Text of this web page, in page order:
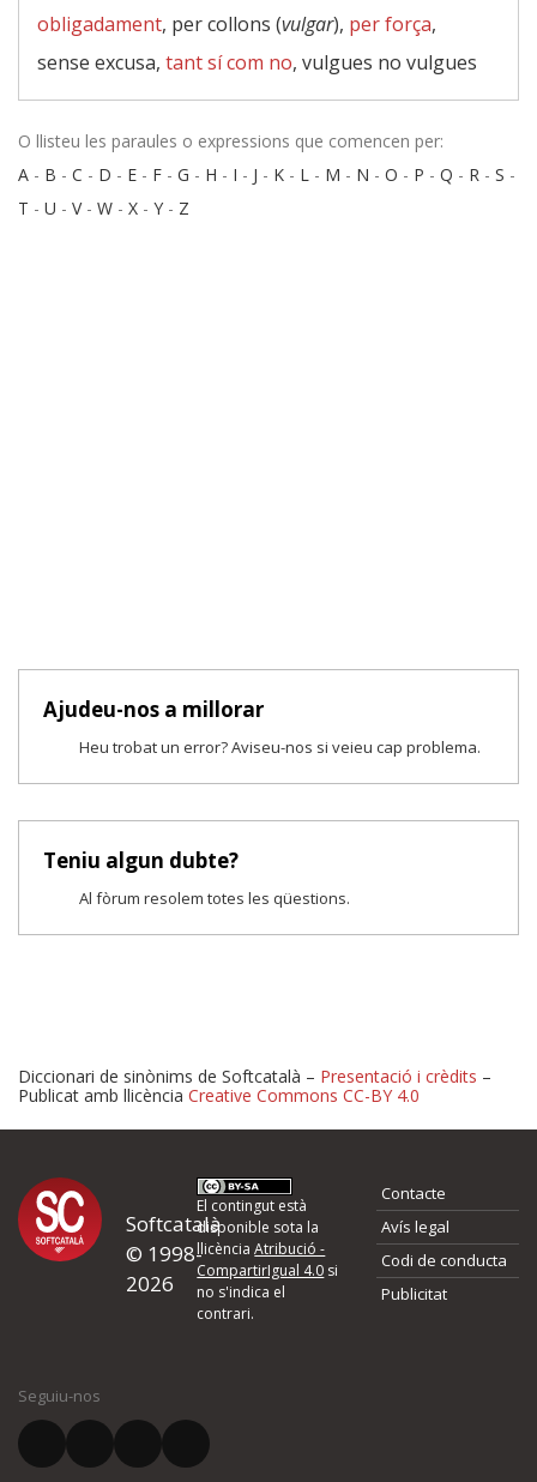
obligadament, per collons (vulgar), per força,
sense excusa, tant sí com no, vulgues no vulgues
O llisteu les paraules o expressions que comencen per:
A - B - C - D - E - F - G - H - I - J - K - L - M - N - O - P - Q - R - S -
T - U - V- W - X - Y - Z
Ajudeu-nos a millorar
Heu trobat un error? Aviseu-nos si veieu cap problema.
Teniu algun dubte?
Al fòrum resolem totes les qüestions.
Proposeu-nos millores o
d'errors
Si heu trobat un error o voleu proposar alguna millora, ompliu els
quina és la millora que proposeu o l'error del qual voleu informar-
El vostre correu electrònic *
Diccionari de sinònims de Softcatalà – Presentació i crèdits –
Publicat amb llicència Creative Commons CC-BY 4.0
Softcatalà
© 1998-
2026
El contingut està
disponible sota la
llicènciaAtribució -
CompartirIgual 4.0 si
no s'indica el
contrari.
Contacte
Avís legal
Codi de conducta
Publicitat
Seguiu-nos